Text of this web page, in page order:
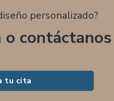
personalizado?
contáctanos
tu cita